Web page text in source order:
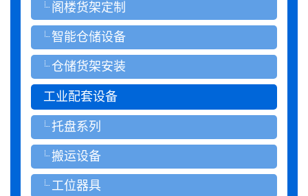
阁楼货架定制
智能仓储设备
仓储货架安装
工业配套设备
托盘系列
搬运设备
工位器具